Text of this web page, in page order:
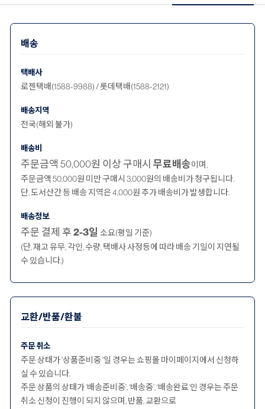
배송
택배사
로젠택배(1588-9988) / 롯데택배(1588-2121)
배송지역
전국(해외 불가)
배송비
주문금액 50,000원 이상 구매시 무료배송이며,
주문금액 50,000원 미만 구매시 3,000원의 배송비가 청구됩니다.
단, 도서산간 등 배송 지역은 4,000원 추가 배송비가 발생합니다.
배송정보
주문 결제 후2-3일 소요(평일 기준)
(단, 재고 유무, 각인, 수량, 택배사 사정등에 따라 배송 기일이 지연될
수 있습니다.)
교환/반품/환불
주문 취소
주문 상태가 '상품준비중 '일 경우는 쇼핑몰 마이페이지에서 신청하
실 수 있습니다.
주문 상품의 상태가 ‘배송준비중’, ‘배송중’, ‘배송완료’인 경우는 주문
취소 신청이 진행이 되지 않으며, 반품, 교환으로